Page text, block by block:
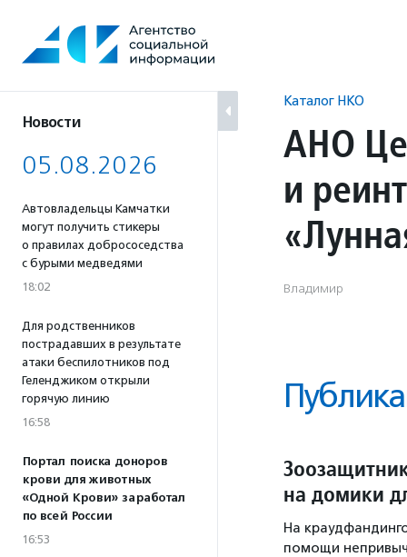
содержанию
Новости
05.08.2026
Автовладельцы Камчатки
могут получить стикеры
о правилах добрососедства
с бурыми медведями
18:02
Для родственников
пострадавших в результате
атаки беспилотников под
Геленджиком открыли
горячую линию
16:58
Портал поиска доноров
крови для животных
«Одной Крови» заработал
по всей России
16:53
Каталог НКО
АНО
и
Владимир
на домики
На
помощи